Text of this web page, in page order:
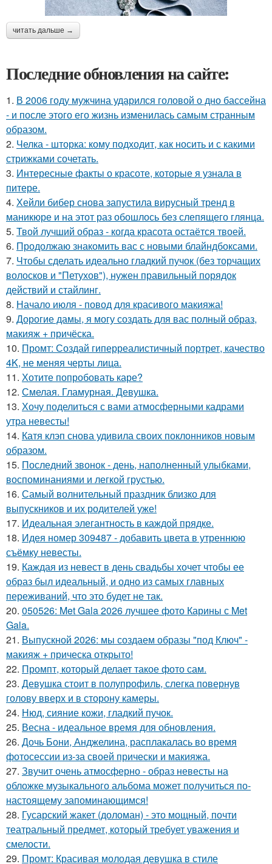
читать дальше →
Последние обновления на сайте:
1. В 2006 году мужчина ударился головой о дно бассейна
- и после этого его жизнь изменилась самым странным
образом.
2. Челка - шторка: кому подходит, как носить и с какими
стрижками сочетать.
3. Интересные факты о красоте, которые я узнала в
питере.
4. Хейли бибер снова запустила вирусный тренд в
маникюре и на этот раз обошлось без слепящего глянца.
5. Твой лучший образ - когда красота остаётся твоей.
6. Продолжаю знакомить вас с новыми блайндбоксами.
7. Чтобы сделать идеально гладкий пучок (без торчащих
волосков и "Петухов"), нужен правильный порядок
действий и стайлинг.
8. Начало июля - повод для красивого макияжа!
9. Дорогие дамы, я могу создать для вас полный образ,
макияж + причёска.
10. Промт: Создай гиперреалистичный портрет, качество
4K, не меняя черты лица.
11. Хотите попробовать каре?
12. Смелая. Гламурная. Девушка.
13. Хочу поделиться с вами атмосферными кадрами
утра невесты!
14. Катя клэп снова удивила своих поклонников новым
образом.
15. Последний звонок - день, наполненный улыбками,
воспоминаниями и легкой грустью.
16. Самый волнительный праздник близко для
выпускников и их родителей уже!
17. Идеальная элегантность в каждой прядке.
18. Идея номер 309487 - добавить цвета в утреннюю
съёмку невесты.
19. Каждая из невест в день свадьбы хочет чтобы ее
образ был идеальный, и одно из самых главных
переживаний, что это будет не так.
20. 050526: Met Gala 2026 лучшее фото Карины с Met
Gala.
21. Выпускной 2026: мы создаем образы "под Ключ" -
макияж + прическа открыто!
22. Промпт, который делает такое фото сам.
23. Девушка стоит в полупрофиль, слегка повернув
голову вверх и в сторону камеры.
24. Нюд, сияние кожи, гладкий пучок.
25. Весна - идеальное время для обновления.
26. Дочь Бони, Анджелина, расплакалась во время
фотосессии из-за своей прически и макияжа.
27. Звучит очень атмосферно - образ невесты на
обложке музыкального альбома может получиться по-
настоящему запоминающимся!
28. Гусарский жакет (доломан) - это мощный, почти
театральный предмет, который требует уважения и
смелости.
29. Промт: Красивая молодая девушка в стиле